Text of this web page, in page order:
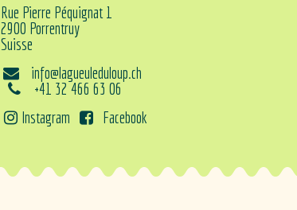
Rue Pierre Péquignat 1
2900 Porrentruy
Suisse
info@lagueuleduloup.ch
+41 32 466 63 06
Instagram
Facebook